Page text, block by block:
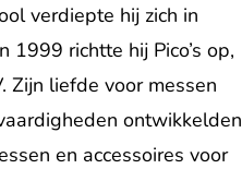
verdiepte hij zich in
richtte hij Pico’s op,
Zijn liefde voor messen
ontwikkelden
en accessoires voor